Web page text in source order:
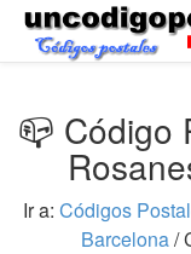
📪 Código
Ir a: Códigos
Barcelona/